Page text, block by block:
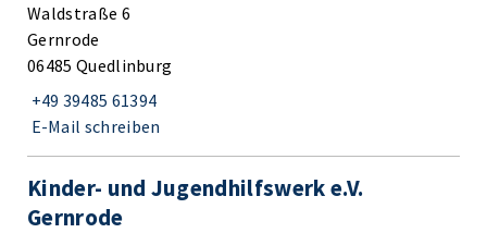
Waldstraße 6
Gernrode
06485 Quedlinburg
+49 39485 61394
E-Mail schreiben
Kinder- und Jugendhilfswerk e.V.
Gernrode